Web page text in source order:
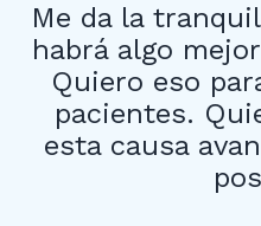
Me da la
habrá algo
Quiero eso
pacientes.
esta causa